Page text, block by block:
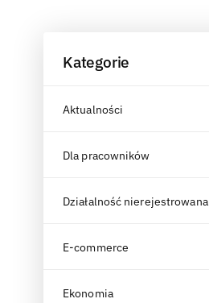
Kategorie
Aktualności
Dla pracowników
Działalność nierejestrowana
E-commerce
Ekonomia